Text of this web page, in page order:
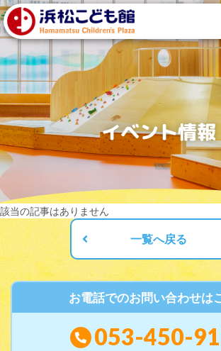
イベント情報
該当の記事はありません
一覧へ戻る
お電話でのお問い合わせは
053-450-